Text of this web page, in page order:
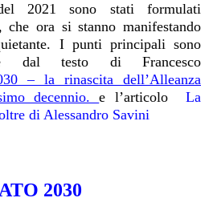
2021 sono stati formulati
che ora si stanno manifestando
I punti principali sono
dal testo di Francesco
– la rinascita dell’Alleanza
decennio.e l’articolo
La
di Alessandro Savini
2030